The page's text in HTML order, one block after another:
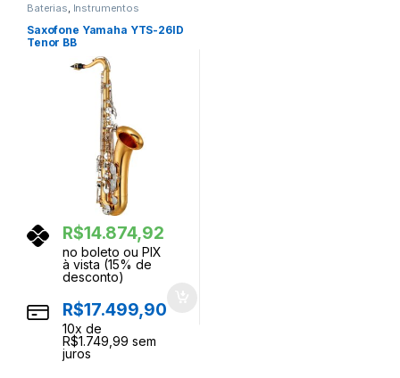
Baterias Instrumentos
Musicais
Saxofone Yamaha YTS-26ID
Tenor BB
R$14.874,92
no boleto ou PIX
à vista (15% de
desconto)
R$17.499,90
10x de
R$1.749,99 sem
juros